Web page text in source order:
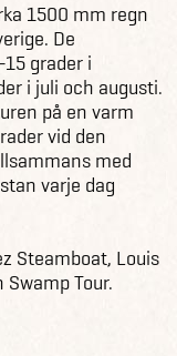
1500 mm regn
De
grader i
i juli och augusti.
på en varm
vid den
med
varje dag
Steamboat, Louis
Tour.